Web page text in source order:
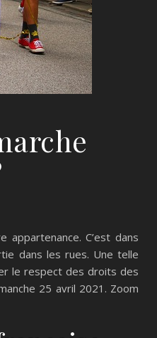
C’est dans
dans les rues. Une telle
le respect des droits des
25 avril 2021. Zoom